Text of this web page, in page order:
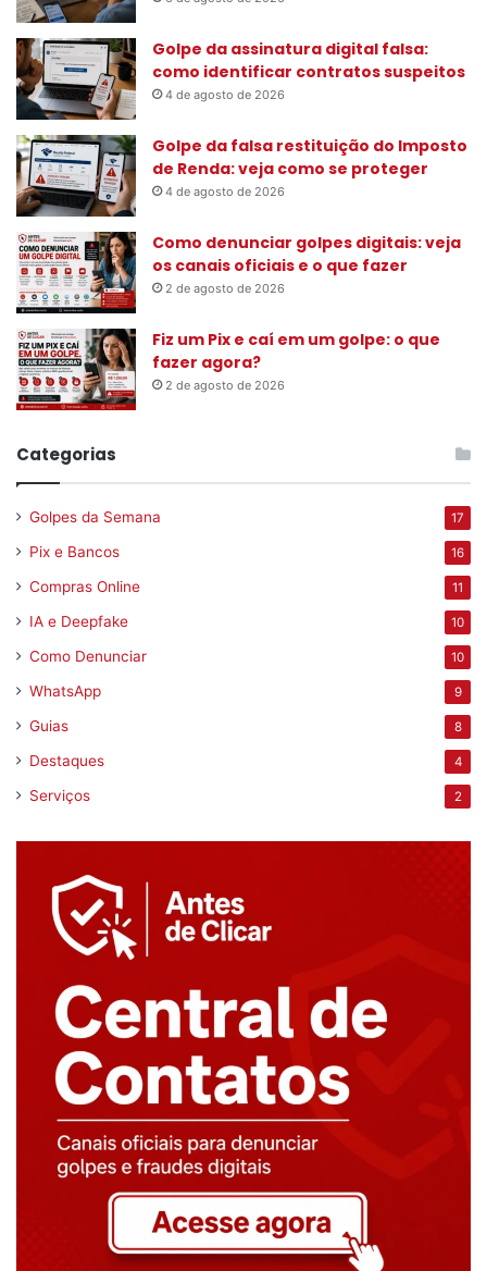
o
r
Golpe da assinatura digital falsa:
como identificar contratos suspeitos
4 de agosto de 2026
Golpe da falsa restituição do Imposto
de Renda: veja como se proteger
4 de agosto de 2026
Como denunciar golpes digitais: veja
os canais oficiais e o que fazer
2 de agosto de 2026
Fiz um Pix e caí em um golpe: o que
fazer agora?
2 de agosto de 2026
Categorias
Golpes da Semana 17
Pix e Bancos 16
Compras Online 11
IA e Deepfake 10
Como Denunciar 10
WhatsApp 9
Guias 8
Destaques 4
Serviços 2